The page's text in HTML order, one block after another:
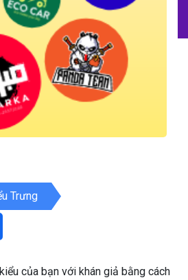
Trưng
của bạn với khán giả bằng cách